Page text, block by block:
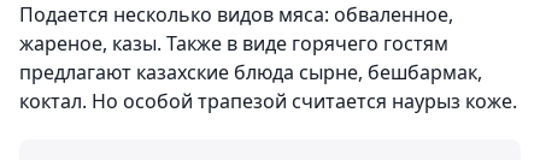
Подается несколько видов мяса: обваленное,
жареное, казы. Также в виде горячего гостям
предлагают казахские блюда сырне, бешбармак,
коктал. Но особой трапезой считается наурыз коже.